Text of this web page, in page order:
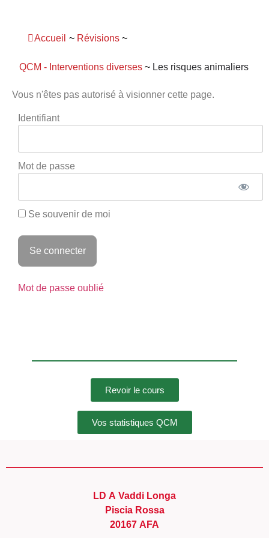
Accueil ~ Révisions ~
QCM - Interventions diverses ~ Les risques animaliers
Vous n'êtes pas autorisé à visionner cette page.
Identifiant
Mot de passe
Se souvenir de moi
Mot de passe oublié
Revoir le cours
Vos statistiques QCM
LD A Vaddi Longa
Piscia Rossa
20167 AFA